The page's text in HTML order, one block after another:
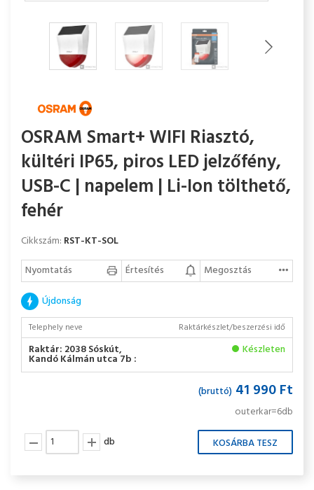
OSRAM Smart+ WIFI Riasztó,
kültéri IP65, piros LED jelzőfény,
USB-C | napelem | Li-Ion tölthető,
fehér
Cikkszám: RST-KT-SOL
Nyomtatás
Értesítés
Megosztás
Újdonság
Telephely neve Raktárkészlet/beszerzési idő
Raktár: 2038 Sóskút,
Kandó Kálmán utca 7b :
Készleten
(bruttó) 41 990 Ft
outerkar=6db
db